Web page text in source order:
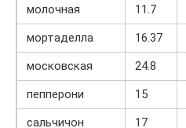
молочная
11.7
мортаделла
16.37
московская
24.8
пепперони
15
сальчичон
17